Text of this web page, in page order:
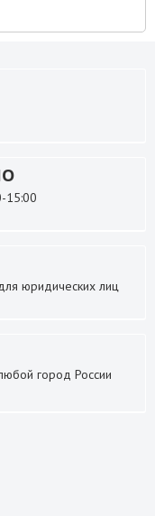
15:00
юридических лиц
город России